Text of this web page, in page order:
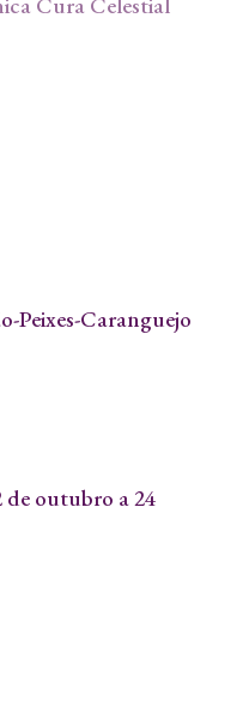
Peixes-Caranguejo
de outubro a 24